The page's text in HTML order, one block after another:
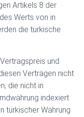
Artikels 8 der
Werts von in
die türkische
und
Verträgen nicht
die nicht in
indexiert
türkischer Währung